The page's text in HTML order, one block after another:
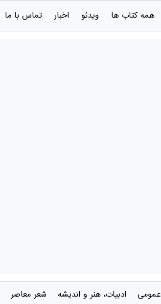
همه کتاب ها ویدئو اخبار تماس با ما
عمومی ادبيات، هنر و انديشه شعر معاصر